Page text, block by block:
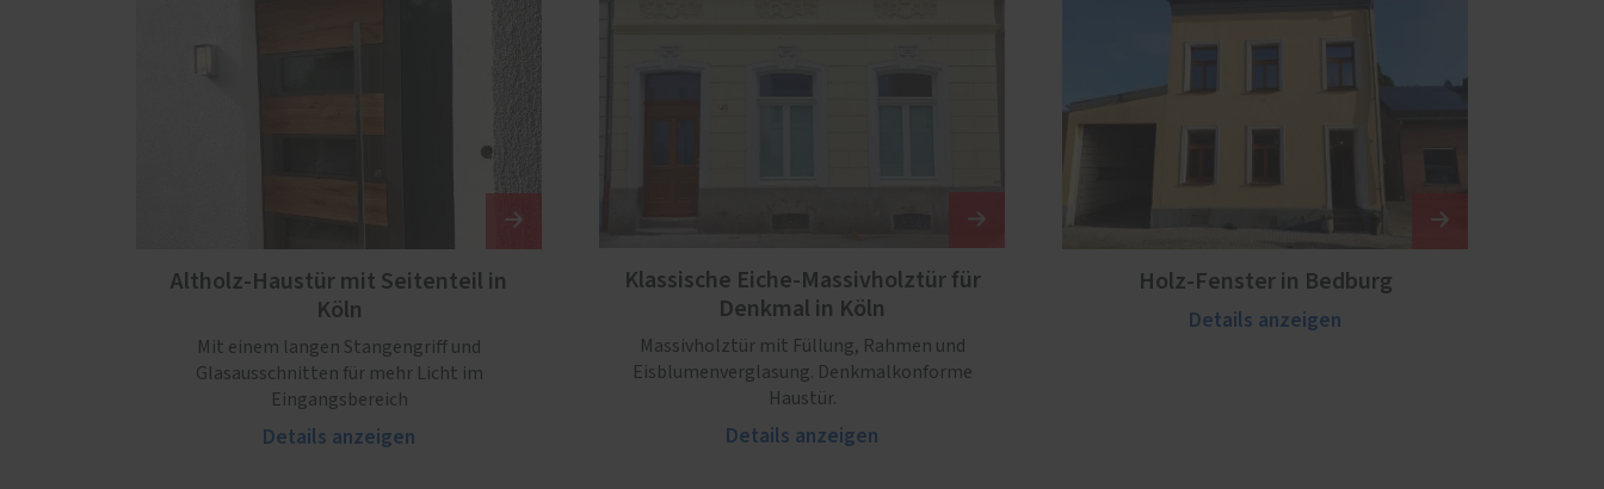
Altholz-Haustür mit Seitenteil in
Köln
Mit einem langen Stangengriff und
Glasausschnitten für mehr Licht im
Eingangsbereich
Details anzeigen
Klassische Eiche-Massivholztür für
Denkmal in Köln
Massivholztür mit Füllung, Rahmen und
Eisblumenverglasung. Denkmalkonforme
Haustür.
Details anzeigen
Holz-Fenster in Bedburg
Details anzeigen